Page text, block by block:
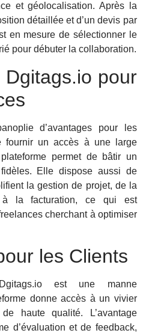
et géolocalisation. Après la
détaillée et d’un devis par
en mesure de sélectionner le
pour débuter la collaboration.
Dgitags.io pour
d’avantages pour les
fournir un accès à une large
permet de bâtir un
Elle dispose aussi de
la gestion de projet, de la
à la facturation, ce qui est
cherchant à optimiser
les Clients
est une manne
donne accès à un vivier
haute qualité. L’avantage
d’évaluation et de feedback,